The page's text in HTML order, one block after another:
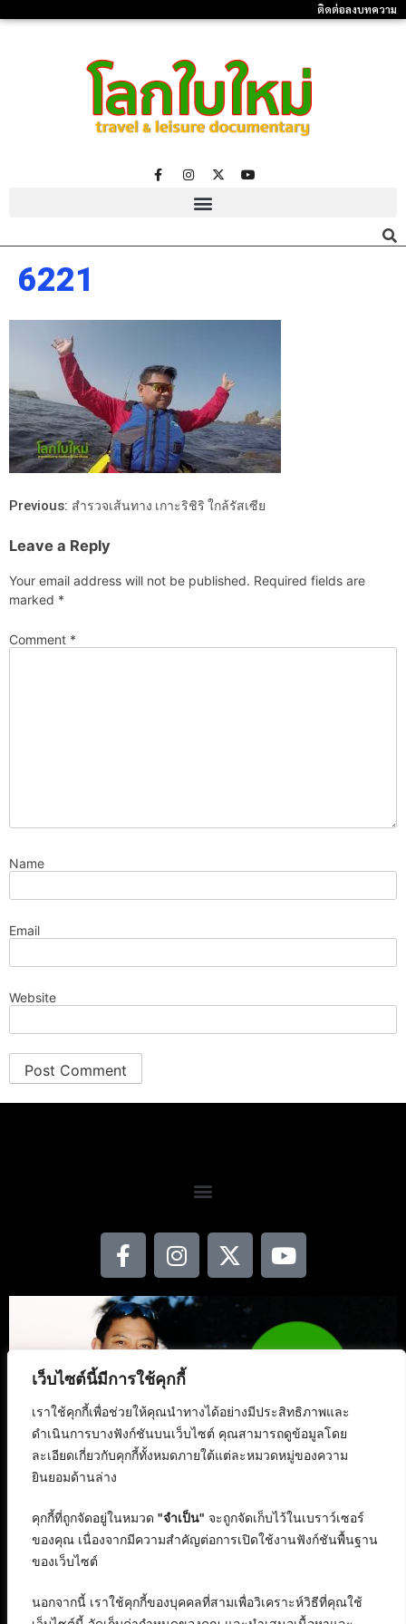
เว็บไซต์นี้มีการใช้คุกกี้
เราใช้คุกกี้เพื่อช่วยให้คุณนำทางได้อย่างมีประสิทธิภาพและ
ดำเนินการบางฟังก์ชันบนเว็บไซต์ คุณสามารถดูข้อมูลโดย
ละเอียดเกี่ยวกับคุกกี้ทั้งหมดภายใต้แต่ละหมวดหมู่ของความ
ยินยอมด้านล่าง
คุกกี้ที่ถูกจัดอยู่ในหมวด "จำเป็น" จะถูกจัดเก็บไว้ในเบราว์เซอร์
ของคุณ เนื่องจากมีความสำคัญต่อการเปิดใช้งานฟังก์ชันพื้นฐาน
ของเว็บไซต์
นอกจากนี้ เราใช้คุกกี้ของบุคคลที่สามเพื่อวิเคราะห์วิธีที่คุณใช้
ติดต่อลงบทความ
6221
Previous: สำรวจเส้นทาง เกาะริชิริ ใกล้รัสเซีย
Leave a Reply
Your email address will not be published. Required fields are
marked *
Comment *
Name
Email
Website